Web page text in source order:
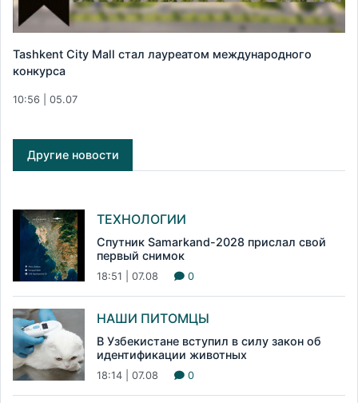
Tashkent City Mall стал лауреатом международного
конкурса
10:56 | 05.07
Другие новости
ТЕХНОЛОГИИ
Спутник Samarkand-2028 прислал свой
первый снимок
18:51 | 07.08 0
НАШИ ПИТОМЦЫ
В Узбекистане вступил в силу закон об
идентификации животных
18:14 | 07.08 0